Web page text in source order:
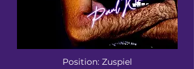
Position: Zuspiel